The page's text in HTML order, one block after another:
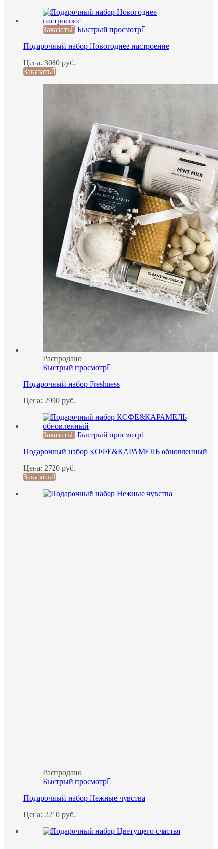
Заказать
Быстрый просмотр
Подарочный набор Новогоднее настроение
Цена: 3080 руб.
Заказать
Распродано
Быстрый просмотр
Подарочный набор Freshness
Цена: 2990 руб.
Заказать
Быстрый просмотр
Подарочный набор КОФЕ&КАРАМЕЛЬ обновленный
Цена: 2720 руб.
Заказать
Распродано
Быстрый просмотр
Подарочный набор Нежные чувства
Цена: 2210 руб.